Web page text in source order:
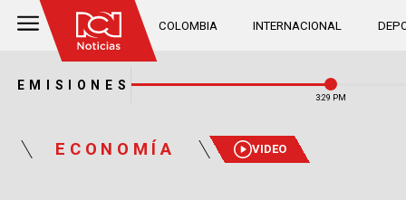
COLOMBIA INTERNACIONAL
EMISIONES
3:30 PM
ECONOMÍA VIDEO